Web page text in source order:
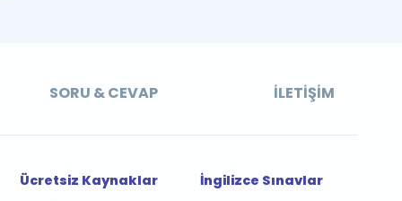
SORU & CEVAP İLETIŞIM
Ücretsiz Kaynaklar
İngilizce Sınavlar